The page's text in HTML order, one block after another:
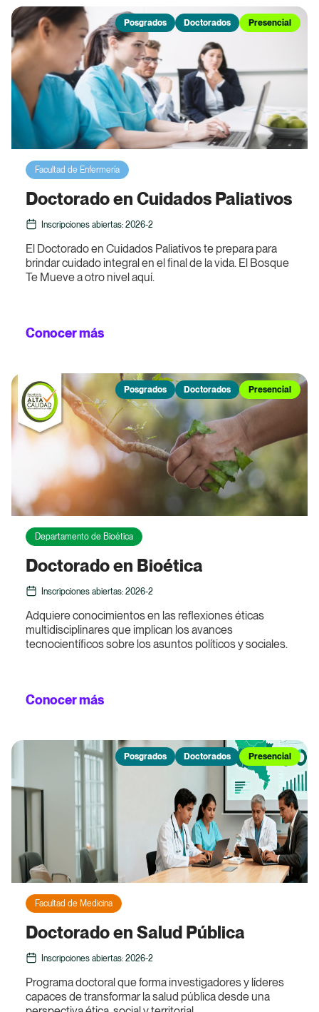
comienza a forjar tu futuro profesional con calidad,
compromiso y responsabilidad.
Inicia tu proceso de Inscripción
Financiación
Descubre planes de pago, créditos y convenios
para hacer realidad tus estudios.
Ir a Financiación
Programas Académicos
Facultades
Vida Universitaria
Investigación
Nuestro Bosque
Posgrados Doctorados Presencial
Facultad de Enfermería
Doctorado en Cuidados Paliativos
Inscripciones abiertas: 2026-2
El Doctorado en Cuidados Paliativos te prepara para
brindar cuidado integral en el final de la vida. El Bosque
Te Mueve a otro nivel aquí.
Conocer más
Posgrados Doctorados Presencial
Departamento de Bioética
Doctorado en Bioética
Inscripciones abiertas: 2026-2
Adquiere conocimientos en las reflexiones éticas
multidisciplinares que implican los avances
tecnocientíficos sobre los asuntos políticos y sociales.
Conocer más
Posgrados Doctorados Presencial
Facultad de Medicina
Doctorado en Salud Pública
Inscripciones abiertas: 2026-2
Programa doctoral que forma investigadores y líderes
capaces de transformar la salud pública desde una